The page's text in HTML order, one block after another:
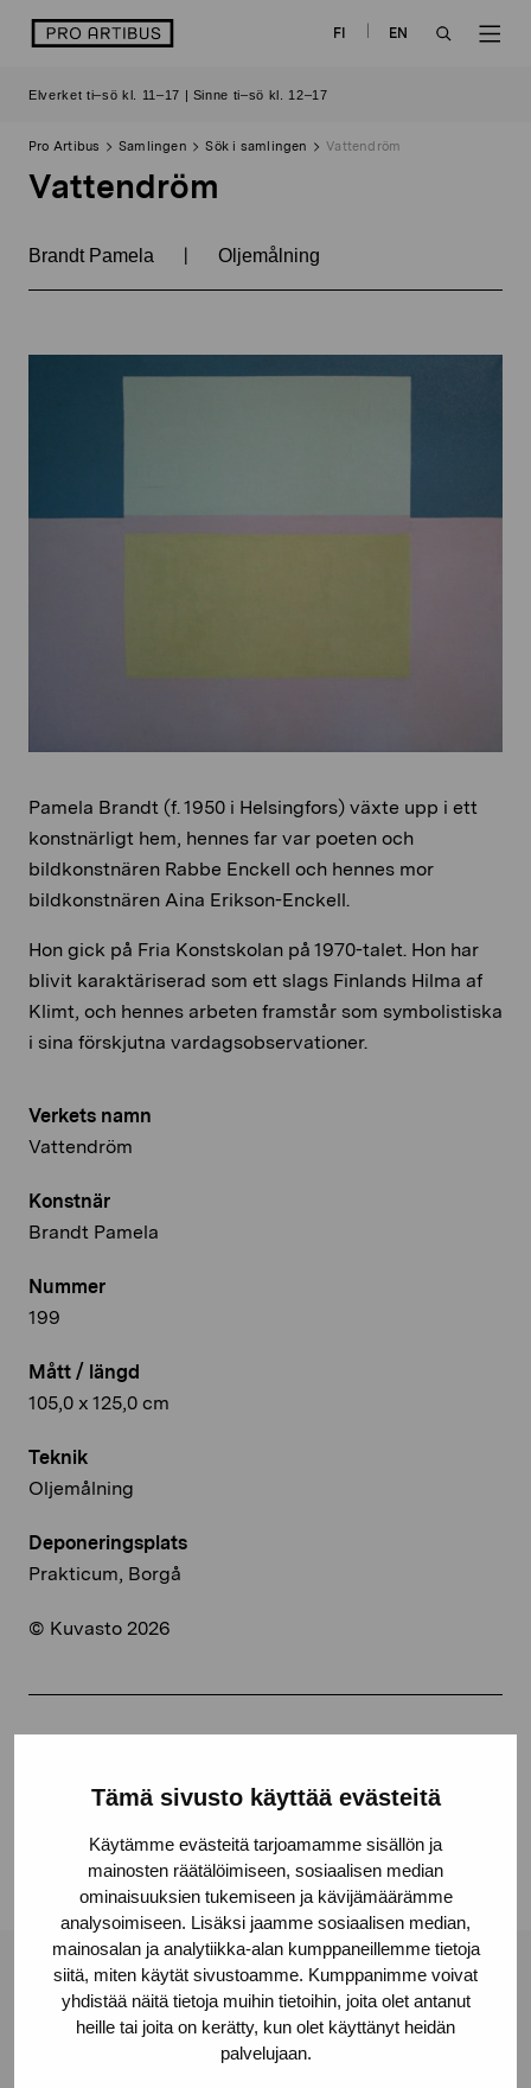
Tämä sivusto käyttää evästeitä
Käytämme evästeitä tarjoamamme sisällön ja
mainosten räätälöimiseen, sosiaalisen median
ominaisuuksien tukemiseen ja kävijämäärämme
analysoimiseen. Lisäksi jaamme sosiaalisen median,
mainosalan ja analytiikka-alan kumppaneillemme tietoja
siitä, miten käytät sivustoamme. Kumppanimme voivat
yhdistää näitä tietoja muihin tietoihin, joita olet antanut
heille tai joita on kerätty, kun olet käyttänyt heidän
palvelujaan.
logo FI
EN
Elverket ti–sö kl. 11–17 | Sinne ti–sö kl. 12–17
Pro Artibus Samlingen Sök i samlingen Vattendröm
Vattendröm
Brandt Pamela | Oljemålning
Verkets namn
Vattendröm
Konstnär
Brandt Pamela
Nummer
199
Mått / längd
105,0 x 125,0 cm
Teknik
Oljemålning
Deponeringsplats
Prakticum, Borgå
© Kuvasto 2026
Facebook
Pamela Brandt (f. 1950 i Helsingfors) växte upp i ett
konstnärligt hem, hennes far var poeten och
bildkonstnären Rabbe Enckell och hennes mor
bildkonstnären Aina Erikson-Enckell.
Hon gick på Fria Konstskolan på 1970-talet. Hon har
blivit karaktäriserad som ett slags Finlands Hilma af
Klimt, och hennes arbeten framstår som symbolistiska
i sina förskjutna vardagsobservationer.
Stiftelsen Pro Artibus